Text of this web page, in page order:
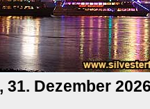
31. Dezember